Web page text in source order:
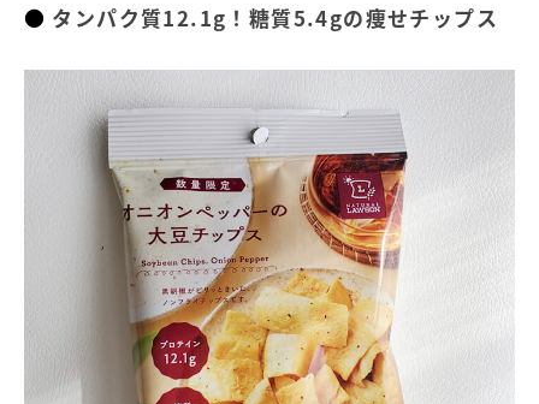
タンパク質12.1g！糖質5.4gの痩せチップス